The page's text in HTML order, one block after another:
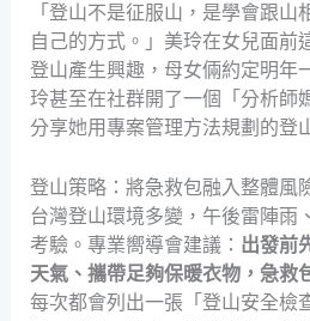
「登山不是征服山，是學會跟山
自己的方式。」美玲在女兒面前
登山產生興趣，母女倆約定明年
玲甚至在社群開了一個「分析師
分享她用專案管理方法規劃的登
登山策略：將急救包融入整體風
台灣登山環境多變，午後雷陣雨
考驗。專業嚮導會建議： 出發前
天氣、攜帶足夠保暖衣物，急救
每次都會列出一張「登山安全檢